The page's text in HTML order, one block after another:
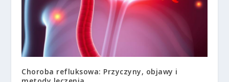
Choroba refluksowa: Przyczyny, objawy i